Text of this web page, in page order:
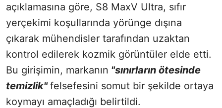
açıklamasına göre, S8 MaxV Ultra, sıfır
yerçekimi koşullarında yörünge dışına
çıkarak mühendisler tarafından uzaktan
kontrol edilerek kozmik görüntüler elde etti.
Bu girişimin, markanın "sınırların ötesinde
temizlik"felsefesini somut bir şekilde ortaya
koymayı amaçladığı belirtildi.